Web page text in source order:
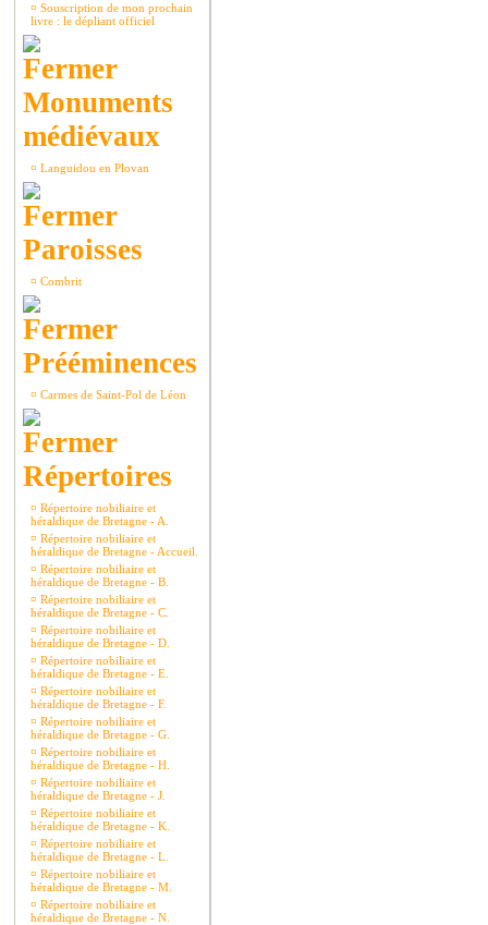
¤ Souscription de mon prochain
livre : le dépliant officiel
Monuments
médiévaux
¤ Languidou en Plovan
Paroisses
¤ Combrit
Prééminences
¤ Carmes de Saint-Pol de Léon
Répertoires
¤ Répertoire nobiliaire et
héraldique de Bretagne - A.
¤ Répertoire nobiliaire et
héraldique de Bretagne - Accueil.
¤ Répertoire nobiliaire et
héraldique de Bretagne - B.
¤ Répertoire nobiliaire et
héraldique de Bretagne - C.
¤ Répertoire nobiliaire et
héraldique de Bretagne - D.
¤ Répertoire nobiliaire et
héraldique de Bretagne - E.
¤ Répertoire nobiliaire et
héraldique de Bretagne - F.
¤ Répertoire nobiliaire et
héraldique de Bretagne - G.
¤ Répertoire nobiliaire et
héraldique de Bretagne - H.
¤ Répertoire nobiliaire et
héraldique de Bretagne - J.
¤ Répertoire nobiliaire et
héraldique de Bretagne - K.
¤ Répertoire nobiliaire et
héraldique de Bretagne - L.
¤ Répertoire nobiliaire et
héraldique de Bretagne - M.
¤ Répertoire nobiliaire et
héraldique de Bretagne - N.